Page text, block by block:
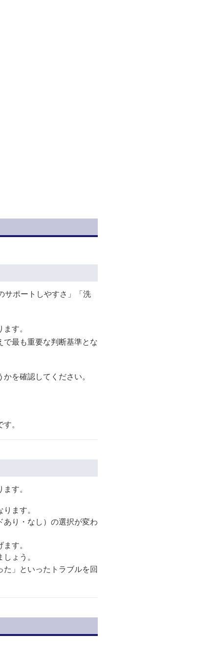
サポートしやすさ」「洗
す。
最も重要な判断基準とな
を確認してください。
。
す。
ます。
あり・なし）の選択が変わ
す。
ょう。
」といったトラブルを回